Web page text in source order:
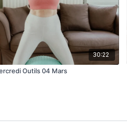
30:22
Outils 04 Mars